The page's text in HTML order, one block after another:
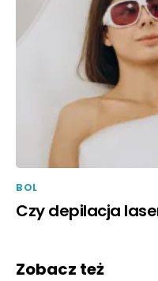
BOL
Czy depilacja
Zobacz też